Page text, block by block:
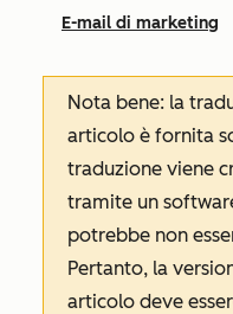
E-mail di marketing
Nota bene: la
articolo è fornita
traduzione viene
tramite un
potrebbe non
Pertanto, la
articolo deve